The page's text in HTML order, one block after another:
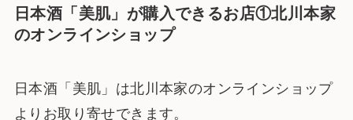
日本酒「美肌」が購入できるお店①北川本家
のオンラインショップ
日本酒「美肌」は北川本家のオンラインショップ
よりお取り寄せできます。